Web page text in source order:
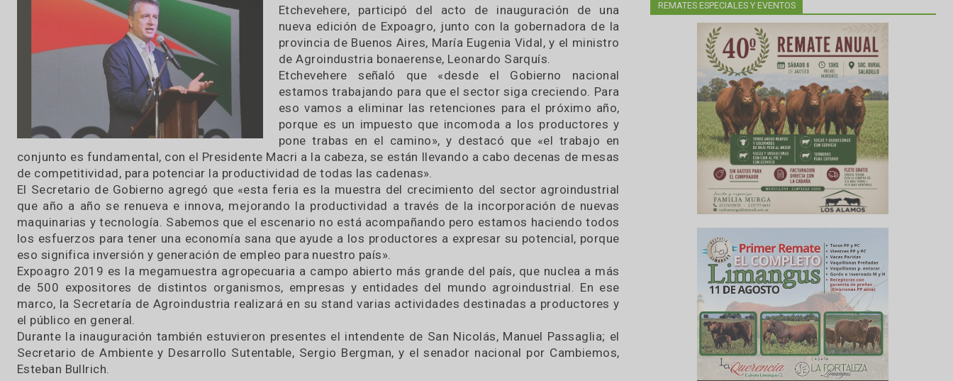
Expoagro, en la localidad de San Nicolás.
El secretario de Gobierno de Agroindustria, Luis Miguel
Etchevehere, participó del acto de inauguración de una
nueva edición de Expoagro, junto con la gobernadora de la
provincia de Buenos Aires, María Eugenia Vidal, y el ministro
de Agroindustria bonaerense, Leonardo Sarquís.
Etchevehere señaló que «desde el Gobierno nacional
estamos trabajando para que el sector siga creciendo. Para
eso vamos a eliminar las retenciones para el próximo año,
porque es un impuesto que incomoda a los productores y
pone trabas en el camino», y destacó que «el trabajo en
conjunto es fundamental, con el Presidente Macri a la cabeza, se están llevando a cabo decenas de mesas
de competitividad, para potenciar la productividad de todas las cadenas».
El Secretario de Gobierno agregó que «esta feria es la muestra del crecimiento del sector agroindustrial
que año a año se renueva e innova, mejorando la productividad a través de la incorporación de nuevas
maquinarias y tecnología. Sabemos que el escenario no está acompañando pero estamos haciendo todos
los esfuerzos para tener una economía sana que ayude a los productores a expresar su potencial, porque
eso significa inversión y generación de empleo para nuestro país».
Expoagro 2019 es la megamuestra agropecuaria a campo abierto más grande del país, que nuclea a más
REMATES ESPECIALES Y EVENTOS